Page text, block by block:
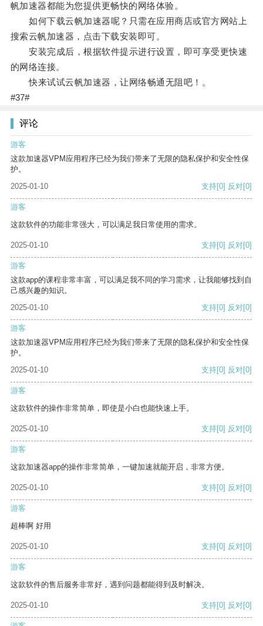
帆加速器都能为您提供更畅快的网络体验。
如何下载云帆加速器呢？只需在应用商店或官方网站上
搜索云帆加速器，点击下载安装即可。
安装完成后，根据软件提示进行设置，即可享受更快速
的网络连接。
快来试试云帆加速器，让网络畅通无阻吧！。
#37#
评论
游客
这款加速器VPM应用程序已经为我们带来了无限的隐私保护和安全性保
护。
2025-01-10
支持[0] 反对[0]
游客
这款软件的功能非常强大，可以满足我日常使用的需求。
2025-01-10 支持[0] 反对[0]
游客
这款app的课程非常丰富，可以满足我不同的学习需求，让我能够找到自
己感兴趣的知识。
2025-01-10
支持[0] 反对[0]
游客
这款加速器VPM应用程序已经为我们带来了无限的隐私保护和安全性保
护。
2025-01-10
支持[0] 反对[0]
游客
这款软件的操作非常简单，即使是小白也能快速上手。
2025-01-10 支持[0] 反对[0]
游客
这款加速器app的操作非常简单，一键加速就能开启，非常方便。
2025-01-10 支持[0] 反对[0]
游客
超棒啊 好用
2025-01-10 支持[0] 反对[0]
游客
这款软件的售后服务非常好，遇到问题都能得到及时解决。
2025-01-10 支持[0] 反对[0]